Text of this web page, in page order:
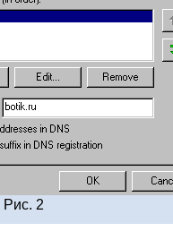
Рис. 2